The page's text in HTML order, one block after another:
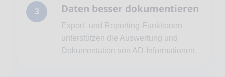
Daten besser dokumentieren
Export- und Reporting-Funktionen
unterstützen die Auswertung und
Dokumentation von AD-Informationen.